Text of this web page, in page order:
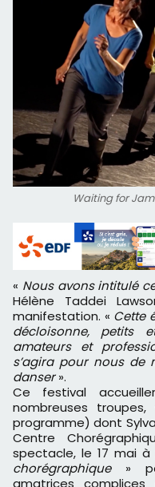
Waiting for
« Nous avons intitulé
Hélène Taddei
manifestation. « Cette
décloisonne, petits
amateurs et
s’agira pour nous de
danser».
Ce festival
nombreuses
programme) dont
Centre
spectacle, le 17 mai à
chorégraphique»
amatrices